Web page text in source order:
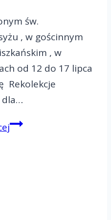
św.
, w gościnnym
, w
od 12 do 17 lipca
Rekolekcje
dla…
Rekolekcje